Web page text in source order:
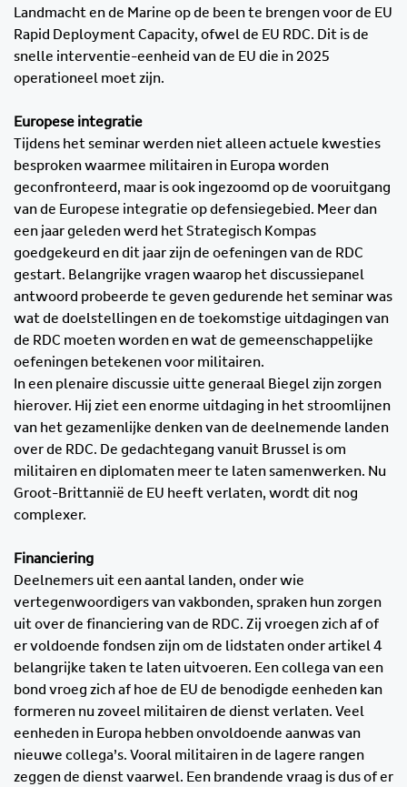
Landmacht en de Marine op de been te brengen voor de EU
Rapid Deployment Capacity, ofwel de EU RDC. Dit is de
snelle interventie-eenheid van de EU die in 2025
operationeel moet zijn.
Europese integratie
Tijdens het seminar werden niet alleen actuele kwesties
besproken waarmee militairen in Europa worden
geconfronteerd, maar is ook ingezoomd op de vooruitgang
van de Europese integratie op defensiegebied. Meer dan
een jaar geleden werd het Strategisch Kompas
goedgekeurd en dit jaar zijn de oefeningen van de RDC
gestart. Belangrijke vragen waarop het discussiepanel
antwoord probeerde te geven gedurende het seminar was
wat de doelstellingen en de toekomstige uitdagingen van
de RDC moeten worden en wat de gemeenschappelijke
oefeningen betekenen voor militairen.
In een plenaire discussie uitte generaal Biegel zijn zorgen
hierover. Hij ziet een enorme uitdaging in het stroomlijnen
van het gezamenlijke denken van de deelnemende landen
over de RDC. De gedachtegang vanuit Brussel is om
militairen en diplomaten meer te laten samenwerken. Nu
Groot-Brittannië de EU heeft verlaten, wordt dit nog
complexer.
Financiering
Deelnemers uit een aantal landen, onder wie
vertegenwoordigers van vakbonden, spraken hun zorgen
uit over de financiering van de RDC. Zij vroegen zich af of
er voldoende fondsen zijn om de lidstaten onder artikel 4
belangrijke taken te laten uitvoeren. Een collega van een
bond vroeg zich af hoe de EU de benodigde eenheden kan
formeren nu zoveel militairen de dienst verlaten. Veel
eenheden in Europa hebben onvoldoende aanwas van
nieuwe collega’s. Vooral militairen in de lagere rangen
zeggen de dienst vaarwel. Een brandende vraag is dus of er